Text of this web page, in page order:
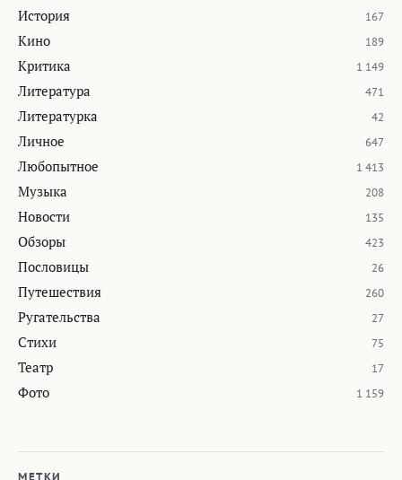
История 167
Кино 189
Критика 1 149
Литература 471
Литературка 42
Личное 647
Любопытное 1 413
Музыка 208
Новости 135
Обзоры 423
Пословицы 26
Путешествия 260
Ругательства 27
Стихи 75
Театр 17
Фото 1 159
МЕТКИ